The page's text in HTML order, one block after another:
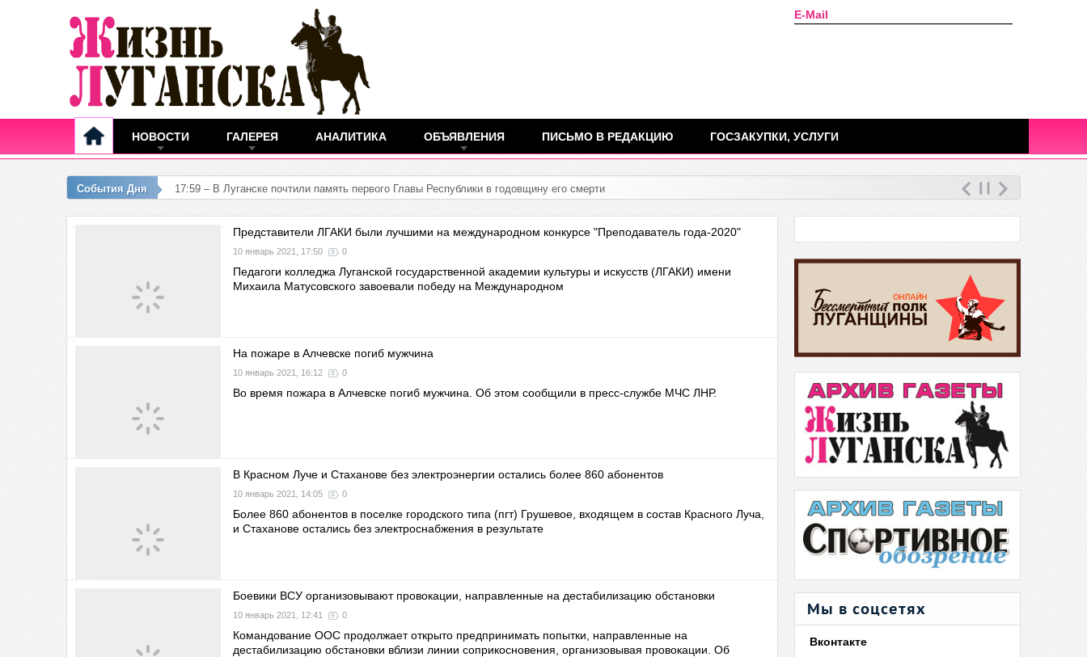
E-Mail
НОВОСТИ ГАЛЕРЕЯ АНАЛИТИКА ОБЪЯВЛЕНИЯ ПИСЬМО В РЕДАКЦИЮ ГОСЗАКУПКИ, УСЛУГИ
События Дня 15:32 –
Представители ЛГАКИ были лучшими на международном конкурсе "Преподаватель года-2020"
10 январь 2021, 17:50 0
Педагоги колледжа Луганской государственной академии культуры и искусств (ЛГАКИ) имени
Михаила Матусовского завоевали победу на Международном
На пожаре в Алчевске погиб мужчина
10 январь 2021, 16:12 0
Во время пожара в Алчевске погиб мужчина. Об этом сообщили в пресс-службе МЧС ЛНР.
В Красном Луче и Стаханове без электроэнергии остались более 860 абонентов
10 январь 2021, 14:05 0
Более 860 абонентов в поселке городского типа (пгт) Грушевое, входящем в состав Красного Луча,
и Стаханове остались без электроснабжения в результате
Боевики ВСУ организовывают провокации, направленные на дестабилизацию обстановки
10 январь 2021, 12:41 0
Командование ООС продолжает открыто предпринимать попытки, направленные на
дестабилизацию обстановки вблизи линии соприкосновения, организовывая провокации. Об
Мы в соцсетях
Вконтакте